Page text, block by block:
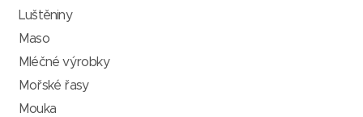
Luštěniny
Maso
Mléčné výrobky
Mořské řasy
Mouka